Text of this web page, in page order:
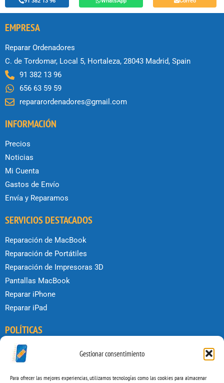
Gestionar consentimiento
Para ofrecer las mejores experiencias, utilizamos tecnologías como las cookies para almacenar
EMPRESA
Reparar Ordenadores
C. de Tordomar, Local 5, Hortaleza, 28043 Madrid, Spain
91 382 13 96
656 63 59 59
repararordenadores@gmail.com
INFORMACIÓN
Precios
Noticias
Mi Cuenta
Gastos de Envío
Envía y Reparamos
SERVICIOS DESTACADOS
Reparación de MacBook
Reparación de Portátiles
Reparación de Impresoras 3D
Pantallas MacBook
Reparar iPhone
Reparar iPad
POLÍTICAS
Condiciones de uso
Política de privacidad
Política de Cookies